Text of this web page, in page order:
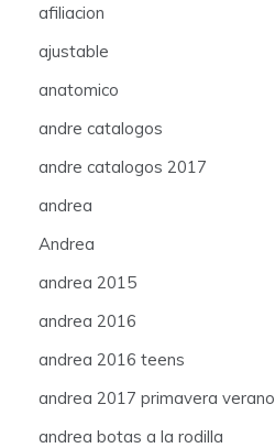
afiliacion
ajustable
anatomico
andre catalogos
andre catalogos 2017
andrea
Andrea
andrea 2015
andrea 2016
andrea 2016 teens
andrea 2017 primavera verano
andrea botas a la rodilla